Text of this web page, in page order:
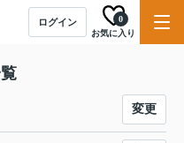
ログイン
お気に入り
0
変更